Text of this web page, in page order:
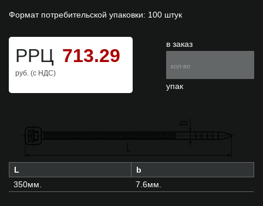
Формат потребительской упаковки: 100 штук
РРЦ
руб. (с НДС)
713.29
в заказ
упак
L
b
350мм.
7.6мм.